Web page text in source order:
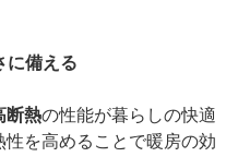
に備える
断熱の性能が暮らしの快適
を高めることで暖房の効